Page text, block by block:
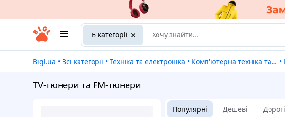
В категорії
Bigl.ua • Всі категорії • Техніка та електроніка • Комп'ютерна техніка та ПЗ •
TV-тюнери та FM-тюнери
Популярні Дешеві Дорогі